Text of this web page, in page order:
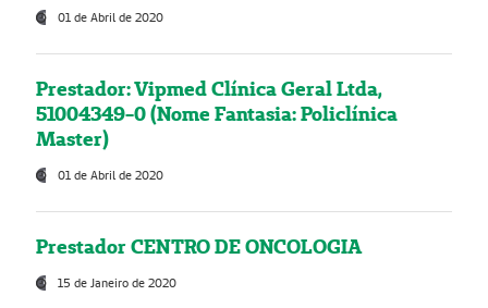
01 de Abril de 2020
Prestador: Vipmed Clínica Geral Ltda,
51004349-0 (Nome Fantasia: Policlínica
Master)
01 de Abril de 2020
Prestador CENTRO DE ONCOLOGIA
15 de Janeiro de 2020